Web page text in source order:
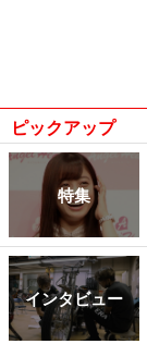
ピックアップ
特集
インタビュー